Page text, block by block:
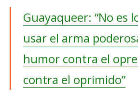
Guayaqueer: “No es
usar el arma
humor contra el
contra el oprimido”